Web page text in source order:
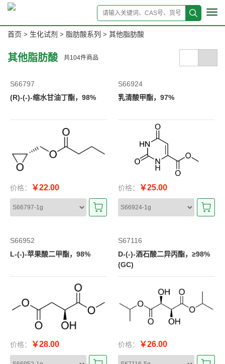
首页 > 生化试剂 > 脂肪酸系列 > 其他脂肪酸
其他脂肪酸 共104件商品
S66797
(R)-(-)-缩水甘油丁酯，98%
价格： ￥22.00
S66924
乳清酸甲酯，97%
价格： ￥25.00
S66952
L-(-)-苹果酸二甲酯，98%
价格： ￥28.00
S67116
D-(-)-酒石酸二异丙酯，≥98%
(GC)
价格： ￥26.00